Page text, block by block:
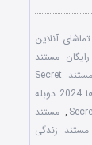
تماشای آنلاین
رایگان مستند
دوبله فارسی مستند Secret
زندگی مخفی اورانگوتان ها 2024 دوبله
, مستند
مستند زندگی